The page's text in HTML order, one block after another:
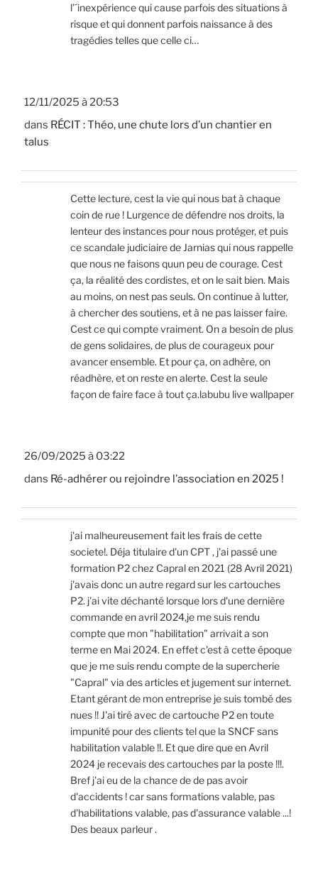
12/11/2025 à 20:53
dans RÉCIT : Théo, une chute lors d’un chantier en
talus
l’´inexpérience qui cause parfois des situations à
risque et qui donnent parfois naissance à des
tragédies telles que celle ci…
26/09/2025 à 03:22
dans Ré-adhérer ou rejoindre l’association en 2025 !
Cette lecture, cest la vie qui nous bat à chaque
coin de rue ! Lurgence de défendre nos droits, la
lenteur des instances pour nous protéger, et puis
ce scandale judiciaire de Jarnias qui nous rappelle
que nous ne faisons quun peu de courage. Cest
ça, la réalité des cordistes, et on le sait bien. Mais
au moins, on nest pas seuls. On continue à lutter,
à chercher des soutiens, et à ne pas laisser faire.
Cest ce qui compte vraiment. On a besoin de plus
de gens solidaires, de plus de courageux pour
avancer ensemble. Et pour ça, on adhère, on
réadhère, et on reste en alerte. Cest la seule
façon de faire face à tout ça.labubu live wallpaper
j'ai malheureusement fait les frais de cette
societe!. Déja titulaire d'un CPT , j'ai passé une
formation P2 chez Capral en 2021 (28 Avril 2021)
j'avais donc un autre regard sur les cartouches
P2. j'ai vite déchanté lorsque lors d'une dernière
commande en avril 2024,je me suis rendu
compte que mon "habilitation" arrivait a son
terme en Mai 2024. En effet c'est à cette époque
que je me suis rendu compte de la supercherie
"Capral" via des articles et jugement sur internet.
Etant gérant de mon entreprise je suis tombé des
nues !! J'ai tiré avec de cartouche P2 en toute
impunité pour des clients tel que la SNCF sans
habilitation valable !!. Et que dire que en Avril
2024 je recevais des cartouches par la poste !!!.
Bref j'ai eu de la chance de de pas avoir
d'accidents ! car sans formations valable, pas
d'habilitations valable, pas d'assurance valable ...!
Des beaux parleur .